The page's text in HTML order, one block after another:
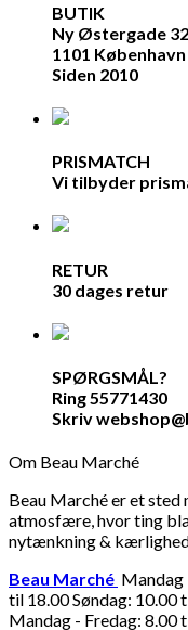
BUTIK
Ny Østergade 32
1101 København
Siden 2010
PRISMATCH
Vi tilbyder
RETUR
30 dages retur
SPØRGSMÅL?
Ring 55771430
Skriv
Om Beau Marché
Beau Marché er et
atmosfære, hvor ting
nytænkning &
Beau Marché Mandag
til 18.00 Søndag: 10.00
Mandag - Fredag: 8.00